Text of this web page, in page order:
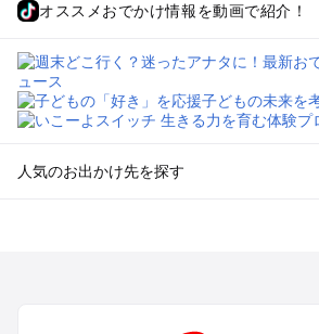
オススメおでかけ情報を動画で紹介！
人気のお出かけ先を探す